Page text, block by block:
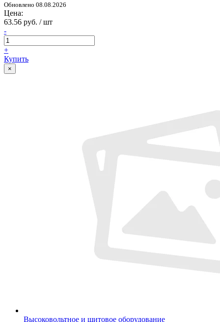
Обновлено 08.08.2026
Цена:
63.56 руб. / шт
-
+
Купить
×
Высоковольтное и щитовое оборудование